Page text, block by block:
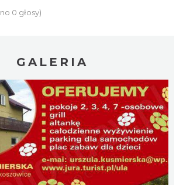
0 głosy)
GALERIA